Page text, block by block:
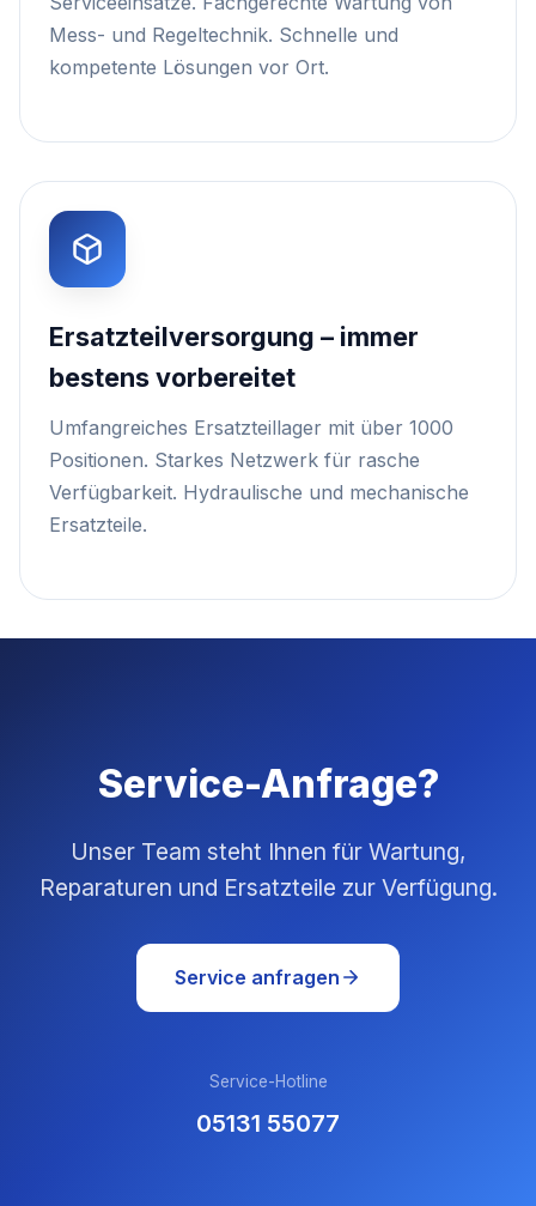
Mess- und Regeltechnik. Schnelle und
kompetente Lösungen vor Ort.
Ersatzteilversorgung – immer
bestens vorbereitet
Umfangreiches Ersatzteillager mit über 1000
Positionen. Starkes Netzwerk für rasche
Verfügbarkeit. Hydraulische und mechanische
Ersatzteile.
Service-Anfrage?
Unser Team steht Ihnen für Wartung,
Reparaturen und Ersatzteile zur Verfügung.
Service anfragen
Service-Hotline
05131 55077